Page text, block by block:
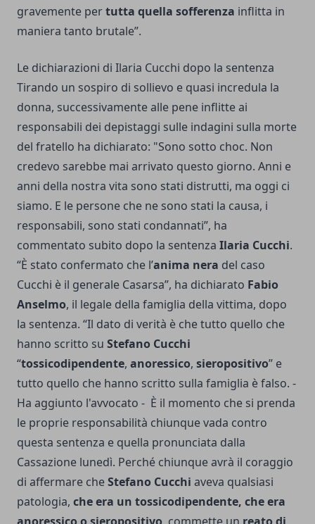
gravemente pertutta quella sofferenza inflitta in
maniera tanto brutale”.
Le dichiarazioni di Ilaria Cucchi dopo la sentenza
Tirando un sospiro di sollievo e quasi incredula la
donna, successivamente alle pene inflitte ai
responsabili dei depistaggi sulle indagini sulla morte
del fratello ha dichiarato: "Sono sotto choc. Non
credevo sarebbe mai arrivato questo giorno. Anni e
anni della nostra vita sono stati distrutti, ma oggi ci
siamo. E le persone che ne sono stati la causa, i
responsabili, sono stati condannati”, ha
commentato subito dopo la sentenza Ilaria Cucchi.
“È stato confermato che l’anima nera del caso
Cucchi è il generale Casarsa”, ha dichiarato Fabio
Anselmo, il legale della famiglia della vittima, dopo
la sentenza. “Il dato di verità è che tutto quello che
hanno scritto su Stefano Cucchi
“tossicodipendente, anoressico, sieropositivo” e
tutto quello che hanno scritto sulla famiglia è falso. -
Ha aggiunto l'avvocato - È il momento che si prenda
le proprie responsabilità chiunque vada contro
questa sentenza e quella pronunciata dalla
Cassazione lunedì. Perché chiunque avrà il coraggio
di affermare cheStefano Cucchi aveva qualsiasi
patologia, che era un tossicodipendente, che era
anoressico o sieropositivo , commette un reato di